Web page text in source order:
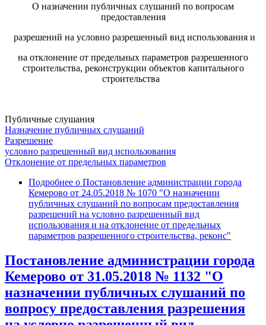
О назначении публичных слушаний по вопросам
предоставления
разрешений на условно разрешенный вид использования и
на отклонение от предельных параметров разрешенного
строительства, реконструкции объектов капитального
строительства
Публичные слушания
Назначение публичных слушаний
Разрешение
условно разрешенный вид использования
Отклонение от предельных параметров
Подробнее о Постановление администрации города
Кемерово от 24.05.2018 № 1070 "О назначении
публичных слушаний по вопросам предоставления
разрешений на условно разрешенный вид
использования и на отклонение от предельных
параметров разрешенного строительства, реконс"
Постановление администрации города
Кемерово от 31.05.2018 № 1132 "О
назначении публичных слушаний по
вопросу предоставления разрешения